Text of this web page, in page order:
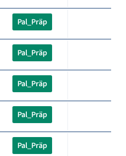
Pal_Präp
Pal_Präp
Pal_Präp
Pal_Präp
Pal_Präp